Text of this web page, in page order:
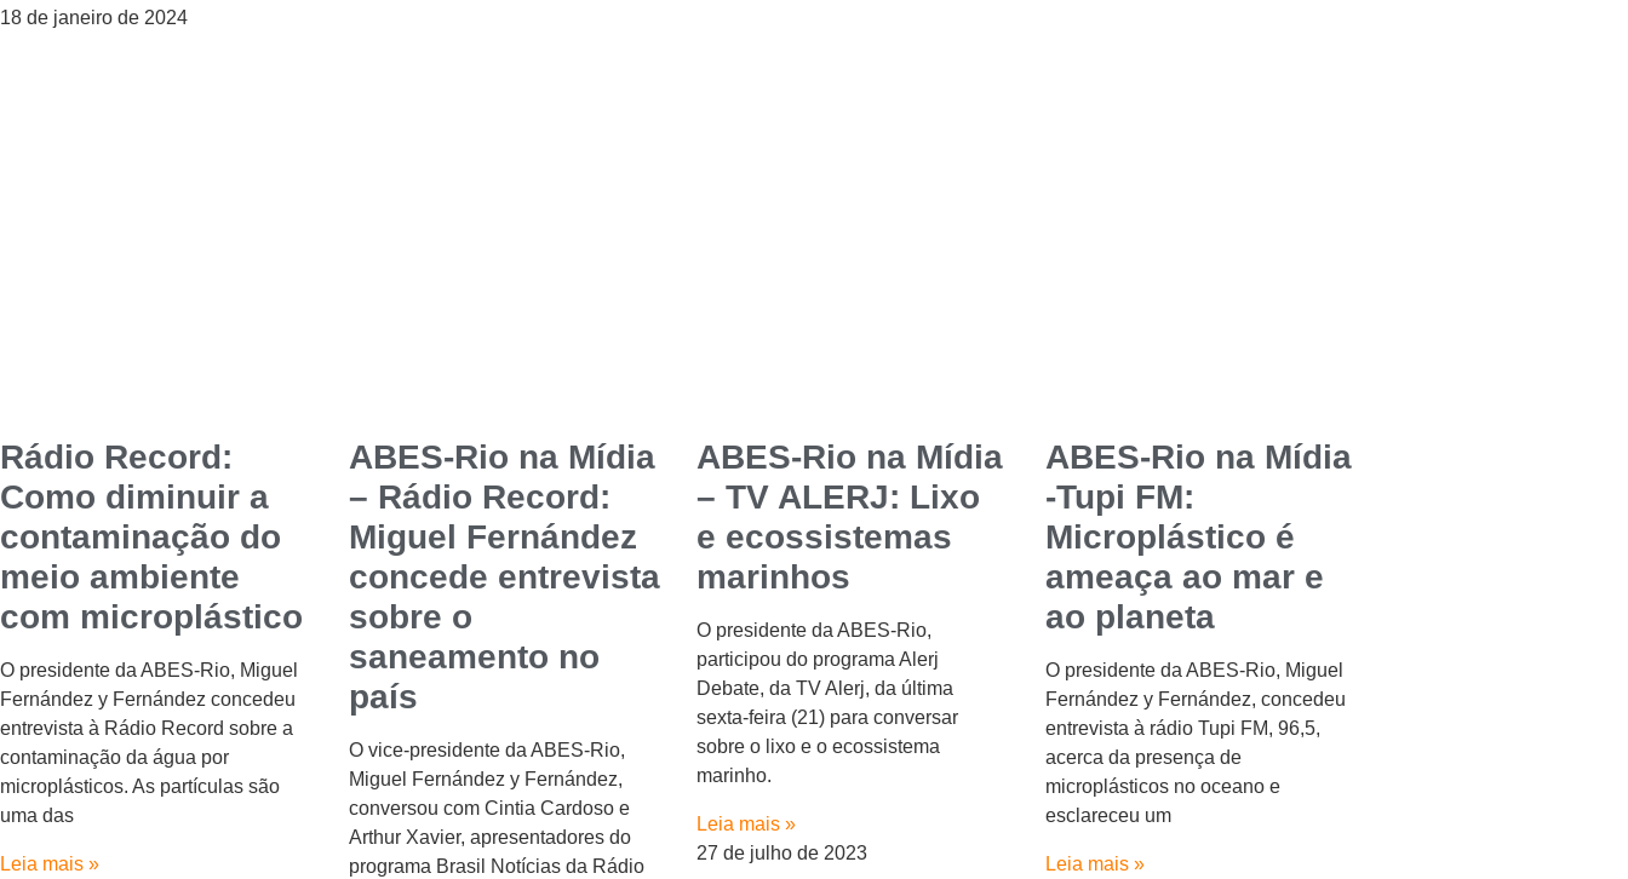
18 de janeiro de 2024
Rádio Record:
Como diminuir a
contaminação do
meio ambiente
com microplástico
O presidente da ABES-Rio, Miguel
Fernández y Fernández concedeu
entrevista à Rádio Record sobre a
contaminação da água por
microplásticos. As partículas são
uma das
Leia mais »
ABES-Rio na Mídia
– Rádio Record:
Miguel Fernández
concede entrevista
sobre o
saneamento no
país
O vice-presidente da ABES-Rio,
Miguel Fernández y Fernández,
conversou com Cintia Cardoso e
Arthur Xavier, apresentadores do
programa Brasil Notícias da Rádio
ABES-Rio na Mídia
– TV ALERJ: Lixo
e ecossistemas
marinhos
O presidente da ABES-Rio,
participou do programa Alerj
Debate, da TV Alerj, da última
sexta-feira (21) para conversar
sobre o lixo e o ecossistema
marinho.
Leia mais »
27 de julho de 2023
ABES-Rio na Mídia
-Tupi FM:
Microplástico é
ameaça ao mar e
ao planeta
O presidente da ABES-Rio, Miguel
Fernández y Fernández, concedeu
entrevista à rádio Tupi FM, 96,5,
acerca da presença de
microplásticos no oceano e
esclareceu um
Leia mais »